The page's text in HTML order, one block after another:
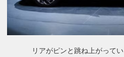
リアがピンと跳ね上がって